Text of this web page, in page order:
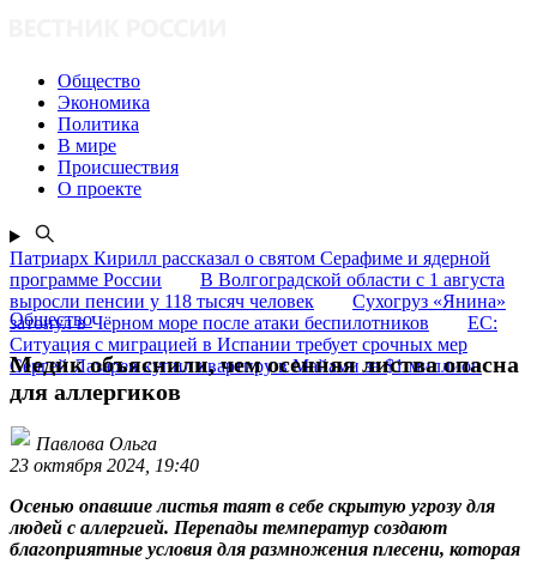
Общество
Экономика
Политика
В мире
Происшествия
О проекте
Патриарх Кирилл рассказал о святом Серафиме и ядерной
программе России
В Волгоградской области с 1 августа
выросли пенсии у 118 тысяч человек
Сухогруз «Янина»
затонул в Чёрном море после атаки беспилотников
ЕС:
Ситуация с миграцией в Испании требует срочных мер
Сергей Лазарев купил квартиру в Майами за $1 миллион
Общество
Медик объяснили, чем осенняя листва опасна
для аллергиков
Павлова Ольга
23 октября 2024, 19:40
Осенью опавшие листья таят в себе скрытую угрозу для
людей с аллергией. Перепады температур создают
благоприятные условия для размножения плесени, которая